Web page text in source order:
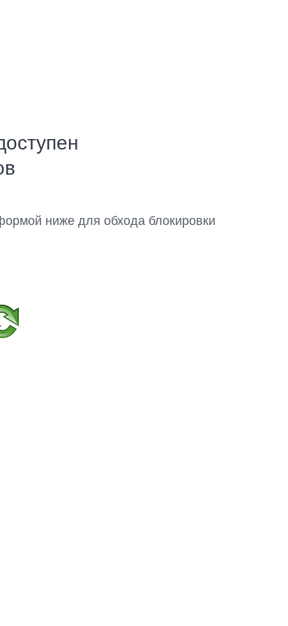
ниже для обхода блокировки